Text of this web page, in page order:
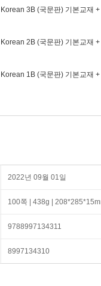
3B (국문판) 기본교재
2B (국문판) 기본교재
1B (국문판) 기본교재
2022년 09월 01일
100쪽 | 438g |
9788997134311
8997134310